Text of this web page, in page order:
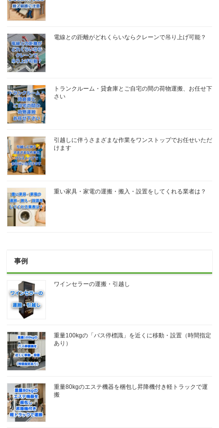
電線との距離がどれくらいならクレーンで吊り上げ可能？
トランクルーム・貸倉庫とご自宅の間の荷物運搬、お任せ下
さい
引越しに伴うさまざまな作業をワンストップでお任せいただ
けます
重い家具・家電の運搬・搬入・設置をしてくれる業者は？
事例
ワインセラーの運搬・引越し
重量100kgの「バス停標識」を近くに移動・設置（時間指定
あり）
重量80kgのエステ機器を梱包し昇降機付き軽トラックで運
搬